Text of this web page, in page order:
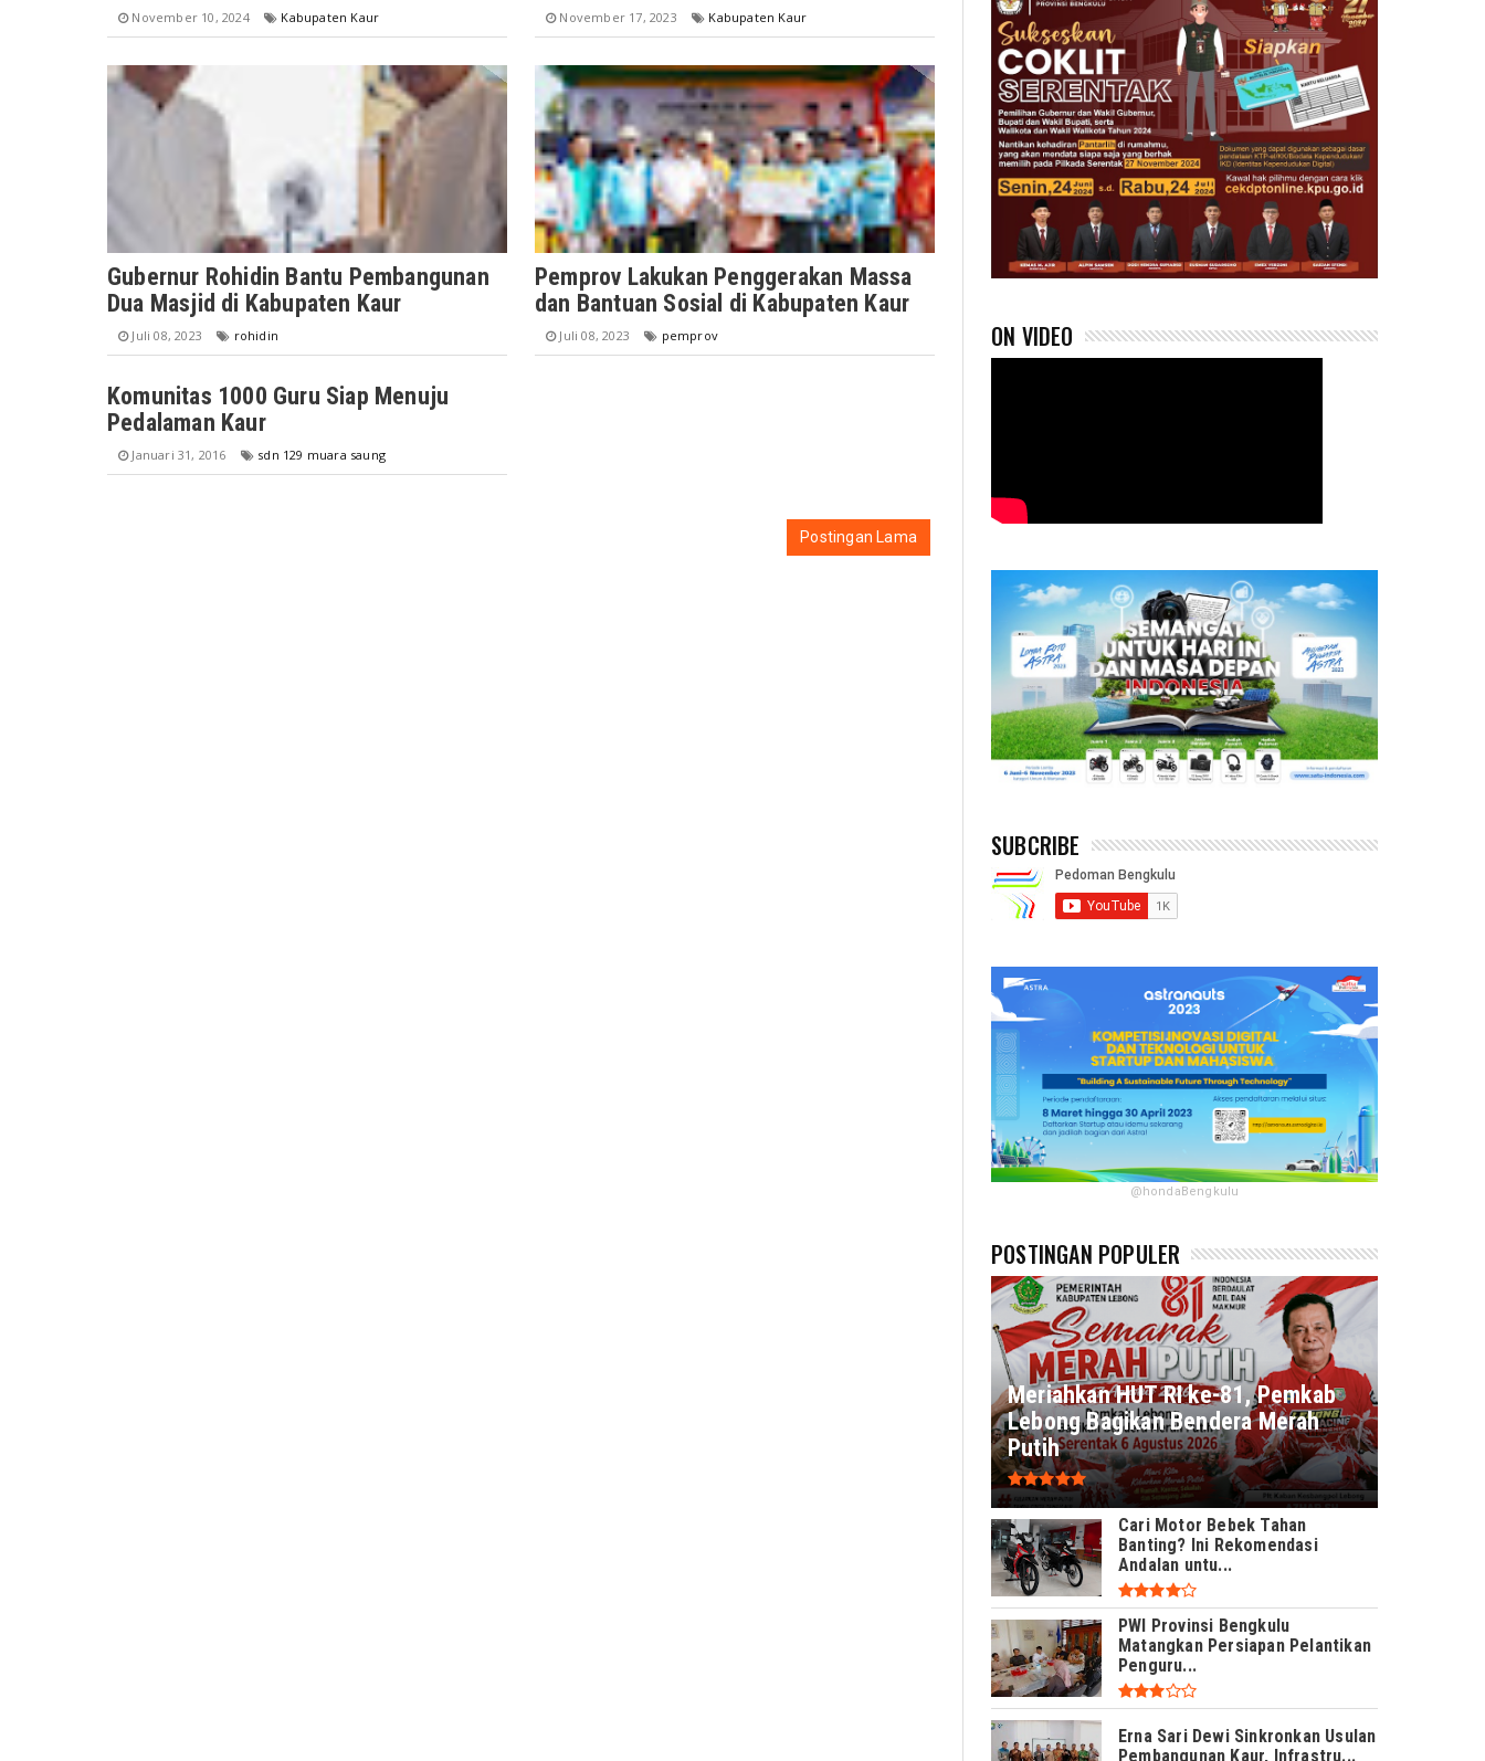
November 10, 2024 Kabupaten Kaur November 17, 2023 Kabupaten Kaur
Gubernur Rohidin Bantu Pembangunan
Dua Masjid di Kabupaten Kaur
Juli 08, 2023 rohidin
Pemprov Lakukan Penggerakan Massa
dan Bantuan Sosial di Kabupaten Kaur
Juli 08, 2023 pemprov
Komunitas 1000 Guru Siap Menuju
Pedalaman Kaur
Januari 31, 2016 sdn 129 muara saung
Postingan Lama
ON VIDEO
SUBCRIBE
@hondaBengkulu
POSTINGAN POPULER
Meriahkan HUT RI ke-81, Pemkab
Lebong Bagikan Bendera Merah
Putih
Cari Motor Bebek Tahan
Banting? Ini Rekomendasi
Andalan untu...
PWI Provinsi Bengkulu
Matangkan Persiapan Pelantikan
Penguru...
Erna Sari Dewi Sinkronkan Usulan
Pembangunan Kaur, Infrastru...